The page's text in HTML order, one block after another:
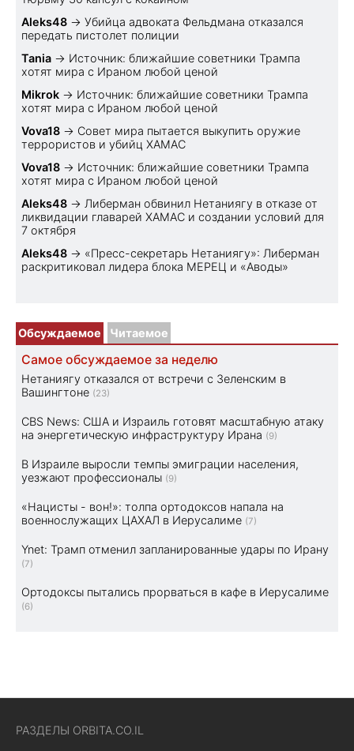
Aleks48 → Убийца адвоката Фельдмана отказался
передать пистолет полиции
Tania → Источник: ближайшие советники Трампа
хотят мира с Ираном любой ценой
Mikrok → Источник: ближайшие советники Трампа
хотят мира с Ираном любой ценой
Vova18 → Совет мира пытается выкупить оружие
террористов и убийц ХАМАС
Vova18 → Источник: ближайшие советники Трампа
хотят мира с Ираном любой ценой
Aleks48 → Либерман обвинил Нетаниягу в отказе от
ликвидации главарей ХАМАС и создании условий для
7 октября
Aleks48 → «Пресс-секретарь Нетаниягу»: Либерман
раскритиковал лидера блока МЕРЕЦ и «Аводы»
Обсуждаемое Читаемое
Самое обсуждаемое за неделю
Нетаниягу отказался от встречи с Зеленским в
Вашингтоне (23)
CBS News: США и Израиль готовят масштабную атаку
на энергетическую инфраструктуру Ирана (9)
В Израиле выросли темпы эмиграции населения,
уезжают профессионалы (9)
«Нацисты - вон!»: толпа ортодоксов напала на
военнослужащих ЦАХАЛ в Иерусалиме (7)
Ynet: Трамп отменил запланированные удары по Ирану
(7)
Ортодоксы пытались прорваться в кафе в Иерусалиме
(6)
РАЗДЕЛЫ ORBITA.CO.IL